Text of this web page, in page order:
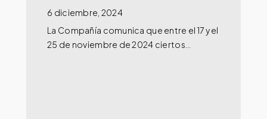
6 diciembre, 2024
La Compañía comunica que entre el 17 y el
25 de noviembre de 2024 ciertos…